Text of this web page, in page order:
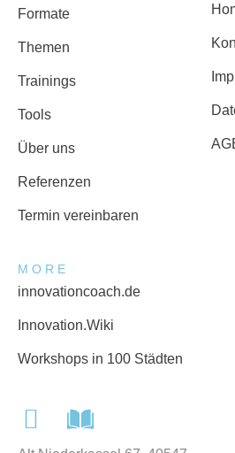
Formate
Themen
Trainings
Tools
Über uns
Referenzen
Termin vereinbaren
MORE
innovationcoach.de
Innovation.Wiki
Workshops in 100 Städten